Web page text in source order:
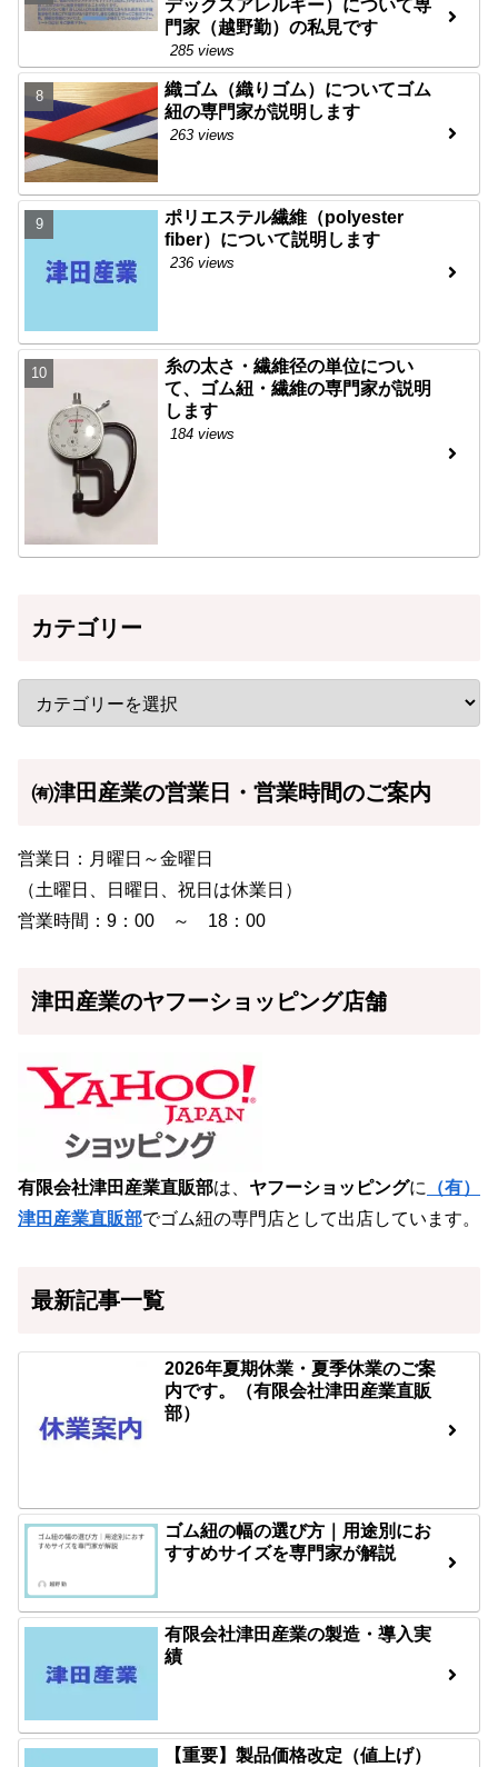
デックスアレルギー）について専
門家（越野勤）の私見です
285 views
織ゴム（織りゴム）についてゴム
紐の専門家が説明します
263 views
ポリエステル繊維（polyester
fiber）について説明します
236 views
糸の太さ・繊維径の単位につい
て、ゴム紐・繊維の専門家が説明
します
184 views
カテゴリー
㈲津田産業の営業日・営業時間のご案内
営業日：月曜日～金曜日
（土曜日、日曜日、祝日は休業日）
営業時間：9：00 ～ 18：00
津田産業のヤフーショッピング店舗
有限会社津田産業直販部は、 ヤフーショッピングに （有）
津田産業直販部でゴム紐の専門店として出店しています。
最新記事一覧
2026年夏期休業・夏季休業のご案
内です。（有限会社津田産業直販
部）
ゴム紐の幅の選び方｜用途別にお
すすめサイズを専門家が解説
有限会社津田産業の製造・導入実
績
【重要】製品価格改定（値上げ）